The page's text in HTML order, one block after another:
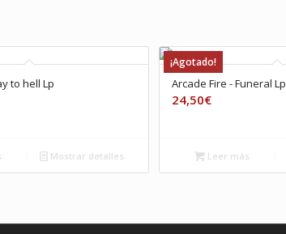
to hell Lp
Mostrar detalles
¡Agotado!
Arcade Fire ‎- Funeral Lp
24,50€
Leer más